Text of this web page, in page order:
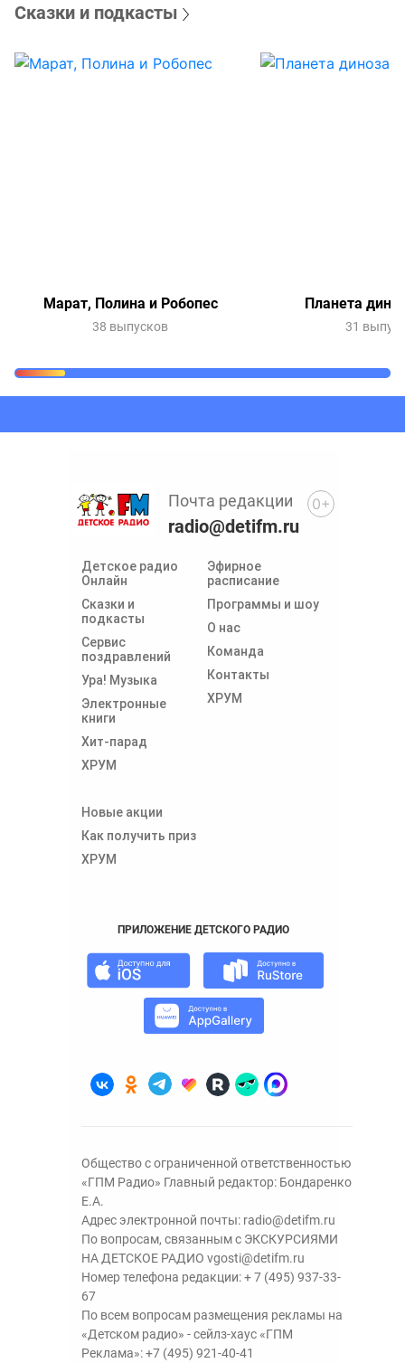
Сказки и подкасты
Марат, Полина и Робопес
38 выпусков
Планета
31
Детское радио
Онлайн
Сказки и
подкасты
Сервис
поздравлений
Ура! Музыка
Электронные
книги
Хит-парад
ХРУМ
Эфирное
расписание
Программы и шоу
О нас
Команда
Контакты
ХРУМ
Новые акции
Как получить приз
ХРУМ
Почта редакции
radio@detifm.ru
ПРИЛОЖЕНИЕ ДЕТСКОГО РАДИО
0+
Общество с ограниченной ответственностью
«ГПМ Радио» Главный редактор: Бондаренко
Е.А.
Адрес электронной почты: radio@detifm.ru
По вопросам, связанным с ЭКСКУРСИЯМИ
НА ДЕТСКОЕ РАДИО vgosti@detifm.ru
Номер телефона редакции:+ 7 (495) 937-33-
67
По всем вопросам размещения рекламы на
«Детском радио» - сейлз-хаус «ГПМ
Реклама»:+7 (495) 921-40-41